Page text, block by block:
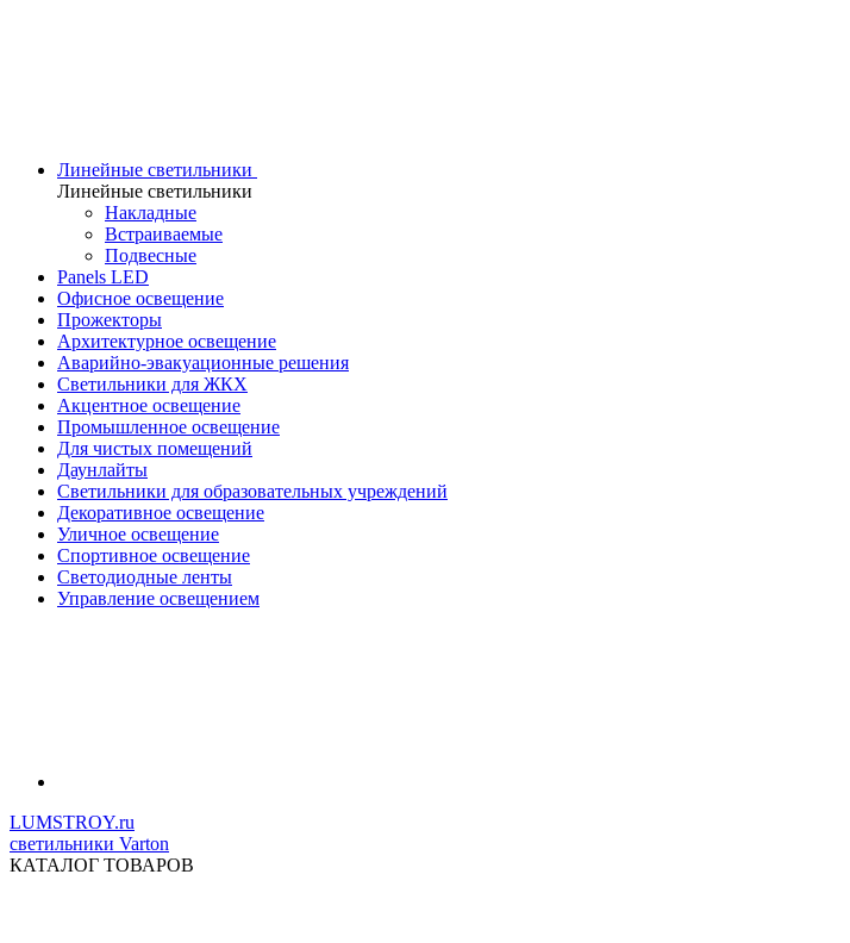
Линейные светильники
Линейные светильники
Накладные
Встраиваемые
Подвесные
Panels LED
Офисное освещение
Прожекторы
Архитектурное освещение
Аварийно-эвакуационные решения
Светильники для ЖКХ
Акцентное освещение
Промышленное освещение
Для чистых помещений
Даунлайты
Светильники для образовательных учреждений
Декоративное освещение
Уличное освещение
Спортивное освещение
Светодиодные ленты
Управление освещением
LUMSTROY.ru
светильники Varton
КАТАЛОГ ТОВАРОВ